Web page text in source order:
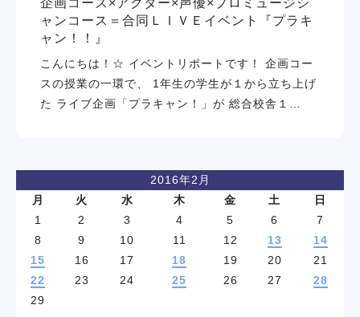
企画コース×アクター×声優×プロミュージシ
ャンコース＝合同ＬＩＶＥイベント『プラキ
ャン！！』
こんにちは！☆ イベントリポートです！ 企画コー
スの授業の一環で、 1年生の学生が１から立ち上げ
た ライブ企画「プラキャン！」が 総合校舎１…
2016年2月
月
火 水 木 金 土 日
1 2 3 4 5 6
7
8
9 10 11 12 13
14
15
16 17 18 19 20
21
22
23 24 25 26 27
28
29
就職・デビュー
入学案内
スクールライフ